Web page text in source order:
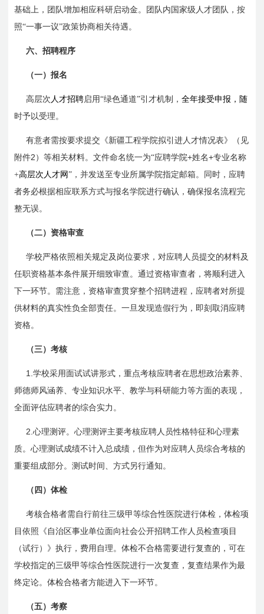
基础上，团队增加相应科研启动金。团队内国家级人才团队，按
照“一事一议”政策协商相关待遇。
六、招聘程序
（一）报名
高层次 人才招聘启用“绿色通道”引才机制，全年接受申报，随
时予以受理。
有意者需按要求提交《新疆工程学院拟引进人才情况表》（见
附件2 ）等相关材料。文件命名统一为“应聘学院+姓名+专业名称
+高层次人才网”，并发送至专业所属学院指定邮箱。同时，应聘
者务必根据相应联系方式与报名学院进行确认，确保报名流程完
整无误。
（二）资格审查
学校严格依照相关规定及岗位要求，对应聘人员提交的材料及
任职资格基本条件展开细致审查。通过资格审查者，将顺利进入
下一环节。需注意，资格审查贯穿整个招聘进程，应聘者对所提
供材料的真实性负全部责任。一旦发现造假行为，即刻取消应聘
资格。
（三）考核
1.学校采用面试试讲形式，重点考核应聘者在思想政治素养、
师德师风涵养、专业知识水平、教学与科研能力等方面的表现，
全面评估应聘者的综合实力。
2.心理测评。心理测评主要考核应聘人员性格特征和心理素
质。心理测试成绩不计入总成绩，但作为对应聘人员综合考核的
重要组成部分。测试时间、方式另行通知。
（四）体检
考核合格者需自行前往三级甲等综合性医院进行体检，体检项
目依照《自治区事业单位面向社会公开招聘工作人员检查项目
（试行）》执行，费用自理。体检不合格需要进行复查的，可在
学校指定的三级甲等综合性医院进行一次复查，复查结果作为最
终定论。体检合格者方能进入下一环节。
（五）考察